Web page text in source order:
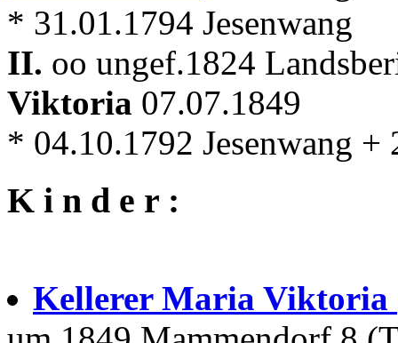
* 31.01.1794 Jesenwang
II. oo ungef.1824
Viktoria 07.07.1849
* 04.10.1792 Jesenwang
K i n d e r :
Kellerer Maria Viktoria